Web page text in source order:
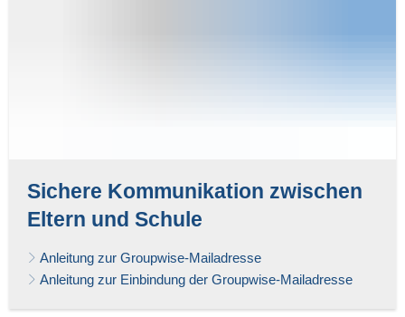
Sichere Kommunikation zwischen
Eltern und Schule
Anleitung zur Groupwise-Mailadresse
Anleitung zur Einbindung der Groupwise-Mailadresse